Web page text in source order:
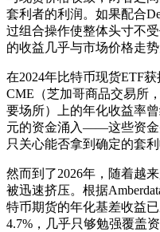
套利者的利润。如果配合
过组合操作使整体头寸不
的收益几乎与市场价格走势
在2024年比特币现货ETF
CME（芝加哥商品交易所
要场所）上的年化收益率
元的资金涌入——这些资金
只关心能否拿到确定的套利
然而到了2026年，随着越
被迅速挤压。根据
特币期货的年化基差收益
4.7%，几乎只够勉强覆盖